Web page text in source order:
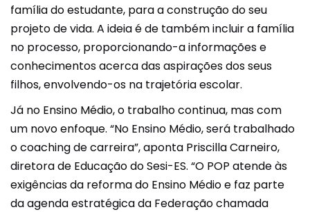
família do estudante, para a construção do seu
projeto de vida. A ideia é de também incluir a família
no processo, proporcionando-a informações e
conhecimentos acerca das aspirações dos seus
filhos, envolvendo-os na trajetória escolar.
Já no Ensino Médio, o trabalho continua, mas com
um novo enfoque. “No Ensino Médio, será trabalhado
o coaching de carreira”, aponta Priscilla Carneiro,
diretora de Educação do Sesi-ES. “O POP atende às
exigências da reforma do Ensino Médio e faz parte
da agenda estratégica da Federação chamada